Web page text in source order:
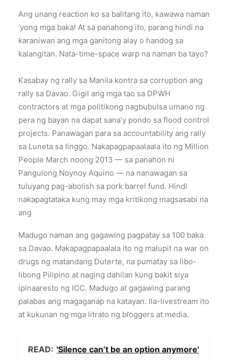
Ang unang reaction ko sa balitang ito, kawawa naman
‘yong mga baka! At sa panahong ito, parang hindi na
karaniwan ang mga ganitong alay o handog sa
kalangitan. Nata-time-space warp na naman ba tayo?
Kasabay ng rally sa Manila kontra sa corruption ang
rally sa Davao. Gigil ang mga tao sa DPWH
contractors at mga politikong nagbubulsa umano ng
pera ng bayan na dapat sana’y pondo sa flood control
projects. Panawagan para sa accountability ang rally
sa Luneta sa linggo. Nakapagpapaalaala ito ng Million
People March noong 2013 — sa panahon ni
Pangulong Noynoy Aquino — na nanawagan sa
tuluyang pag-abolish sa pork barrel fund. Hindi
nakapagtataka kung may mga kritikong magsasabi na
ang
Madugo naman ang gagawing pagpatay sa 100 baka
sa Davao. Makapagpapaalala ito ng malupit na war on
drugs ng matandang Duterte, na pumatay sa libo-
libong Pilipino at naging dahilan kung bakit siya
ipinaaresto ng ICC. Madugo at gagawing parang
palabas ang magaganap na katayan. Ila-livestream ito
at kukunan ng mga litrato ng bloggers at media.
READ: 'Silence can’t be an option anymore'